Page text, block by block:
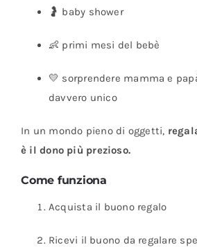
🤰 baby shower
👶 primi mesi del bebè
💛 sorprendere mamma e
davvero unico
In un mondo pieno di oggetti,
è il dono più prezioso.
Come funziona
Acquista il buono regalo
Ricevi il buono da regalare